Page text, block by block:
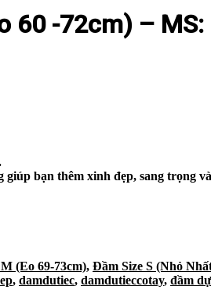
60 -72cm) – MS:
bạn thêm xinh đẹp, sang trọng
(Eo 69-73cm), Đầm Size S (Nhỏ
, damdutiec, damdutieccotay, đầm